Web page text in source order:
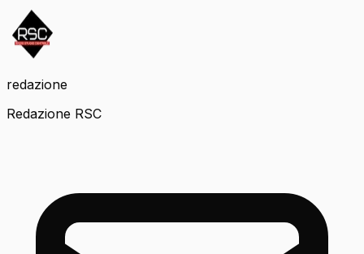
redazione
Redazione RSC